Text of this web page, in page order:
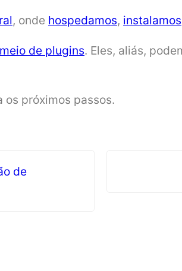
, onde hospedamos, instalamos
de plugins. Eles, aliás,
os próximos passos.
de